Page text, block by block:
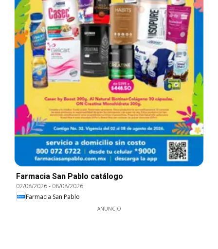
Farmacia San Pablo catálogo
02/08/2026- 08/08/2026
Farmacia San Pablo
ANUNCIO